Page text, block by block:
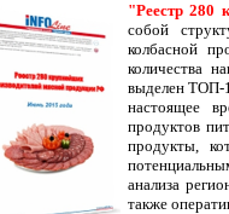
"Реестр 280
собой
колбасной
количества
выделен ТОП-
настоящее
продуктов
продукты,
анализа
также